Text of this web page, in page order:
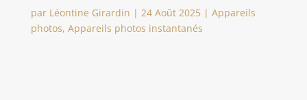
par Léontine Girardin | 24 Août 2025| Appareils
photos, Appareils photos instantanés